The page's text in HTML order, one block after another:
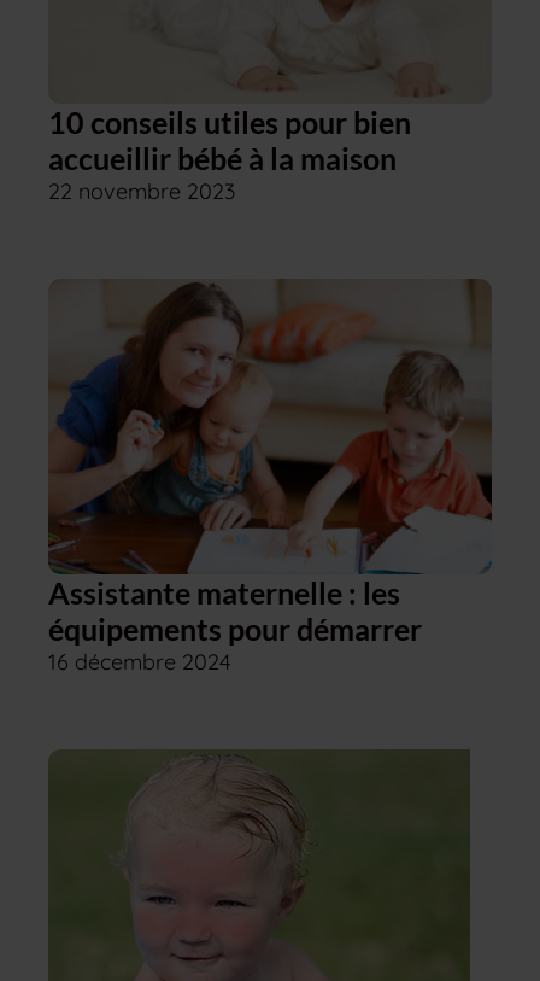
10 conseils utiles pour bien
accueillir bébé à la maison
22 novembre 2023
Assistante maternelle : les
équipements pour démarrer
16 décembre 2024